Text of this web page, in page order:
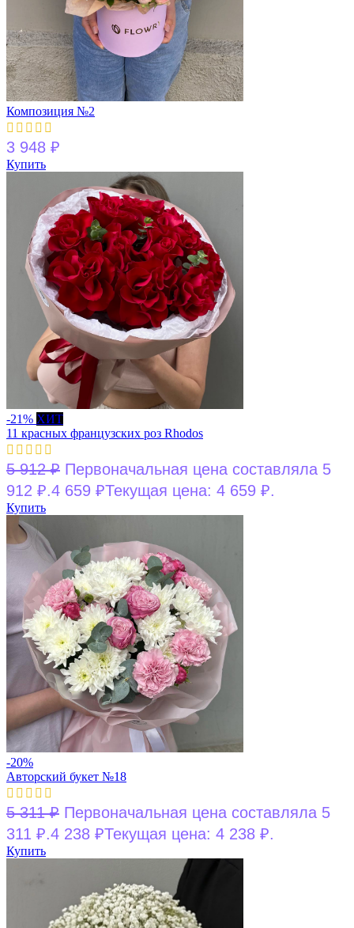
Композиция №2
3 948 ₽
Купить
-21% ХИТ
11 красных французских роз Rhodos
5 912₽ Первоначальная цена составляла 5
912 ₽.4 659 ₽Текущая цена: 4 659 ₽.
Купить
-20%
Авторский букет №18
5 311₽ Первоначальная цена составляла 5
311 ₽.4 238 ₽Текущая цена: 4 238 ₽.
Купить